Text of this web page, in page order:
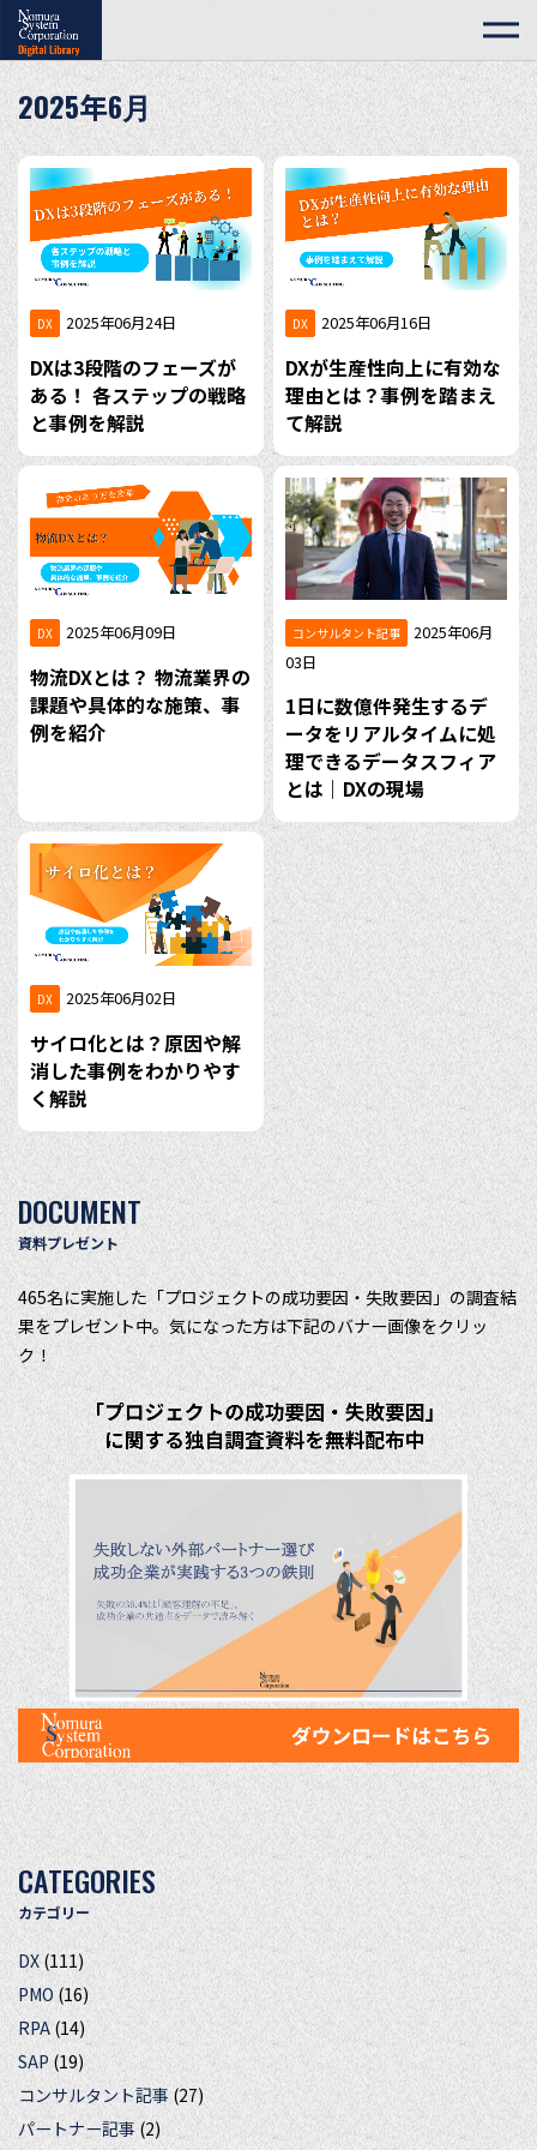
2025年6月
DX 2025年06月24日
DXは3段階のフェーズが
ある！ 各ステップの戦略
と事例を解説
DX 2025年06月16日
DXが生産性向上に有効な
理由とは？事例を踏まえ
て解説
DX 2025年06月09日
物流DXとは？ 物流業界の
課題や具体的な施策、事
例を紹介
コンサルタント記事
2025年06月
03日
1日に数億件発生するデ
ータをリアルタイムに処
理できるデータスフィア
とは｜DXの現場
DX 2025年06月02日
サイロ化とは？原因や解
消した事例をわかりやす
く解説
DOCUMENT
資料プレゼント
465名に実施した「プロジェクトの成功要因・失敗要因」の調査結
果をプレゼント中。気になった方は下記のバナー画像をクリッ
ク！
CATEGORIES
カテゴリー
DX(111)
PMO (16)
RPA(14)
SAP(19)
コンサルタント記事(27)
パートナー記事 (2)